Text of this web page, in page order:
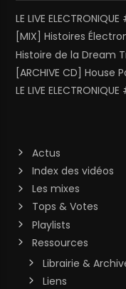
LE LIVE
[MIX] Histoires
Histoire de la Dream
[ARCHIVE CD] House
LE LIVE
Actus
Index des vidéos
Les mixes
Tops & Votes
Playlists
Ressources
Librairie &
Liens